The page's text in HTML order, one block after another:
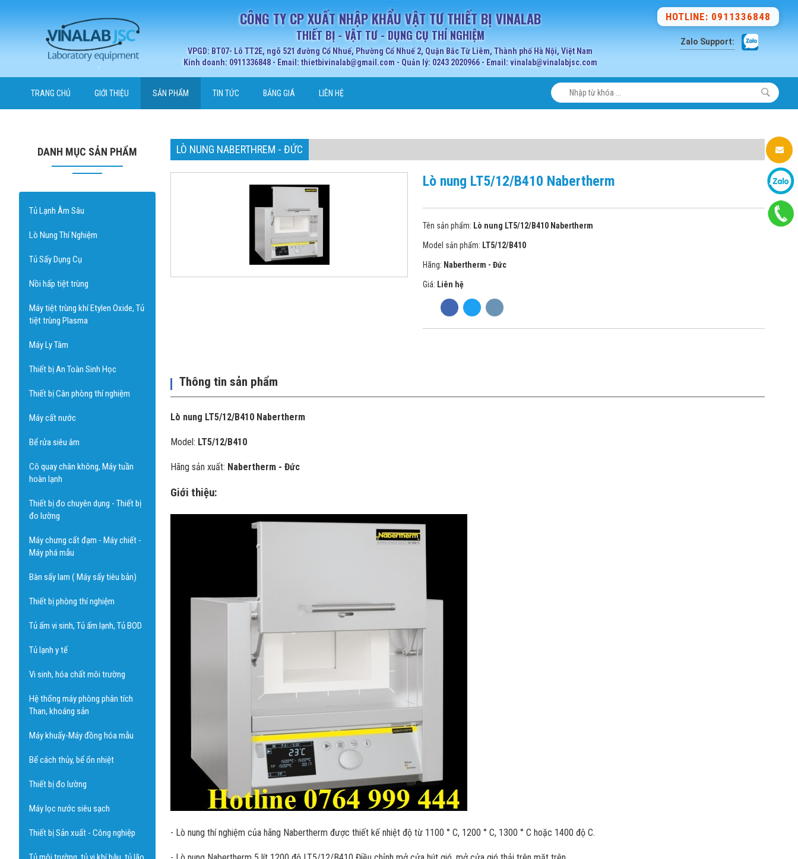
CÔNG TY CP XUẤT NHẬP KHẨU VẬT TƯ THIẾT BỊ VINALAB
THIẾT BỊ - VẬT TƯ - DỤNG CỤ THÍ NGHIỆM
VPGD: BT07- Lô TT2E, ngõ 521 đường Cổ Nhuế, Phường Cổ Nhuế 2, Quận Bắc Từ Liêm, Thành phố Hà Nội, Việt Nam
Kinh doanh: 0911336848 - Email: thietbivinalab@gmail.com - Quản lý: 0243 2020966 - Email: vinalab@vinalabjsc.com
HOTLINE: 0911336848
Zalo Support:
TRANG CHỦ GIỚI THIỆU SẢN PHẨM TIN TỨC BẢNG GIÁ LIÊN HỆ
DANH MỤC SẢN PHẨM
Tủ Lạnh Âm Sâu
Lò Nung Thí Nghiệm
Tủ Sấy Dụng Cụ
Nồi hấp tiệt trùng
Máy tiệt trùng khí Etylen Oxide, Tủ
tiệt trùng Plasma
Máy Ly Tâm
Thiết bị An Toàn Sinh Học
Thiết bị Cân phòng thí nghiệm
Máy cất nước
Bể rửa siêu âm
Cô quay chân không, Máy tuần
hoàn lạnh
Thiết bị đo chuyên dụng - Thiết bị
đo lường
Máy chưng cất đạm - Máy chiết -
Máy phá mẫu
Bàn sấy lam ( Máy sấy tiêu bản)
Thiết bị phòng thí nghiệm
Tủ ấm vi sinh, Tủ ấm lạnh, Tủ BOD
Tủ lạnh y tế
Vi sinh, hóa chất môi trường
Hệ thống máy phòng phân tích
Than, khoáng sản
Máy khuấy-Máy đồng hóa mẫu
Bể cách thủy, bể ổn nhiệt
Thiết bị đo lường
Máy lọc nước siêu sạch
Thiết bị Sản xuất - Công nghiệp
LÒ NUNG NABERTHREM - ĐỨC
Lò nung LT5/12/B410 Nabertherm
Tên sản phẩm: Lò nung LT5/12/B410 Nabertherm
Model sản phẩm: LT5/12/B410
Hãng: Nabertherm - Đức
Giá: Liên hệ
Thông tin sản phẩm
Lò nung LT5/12/B410 Nabertherm
Model: LT5/12/B410
Hãng sản xuất: Nabertherm - Đức
Giới thiệu:
- Lò nung thí nghiệm của hãng Nabertherm được thiết kế nhiệt độ từ 1100 ° C, 1200 ° C, 1300 ° C hoặc 1400 độ C.